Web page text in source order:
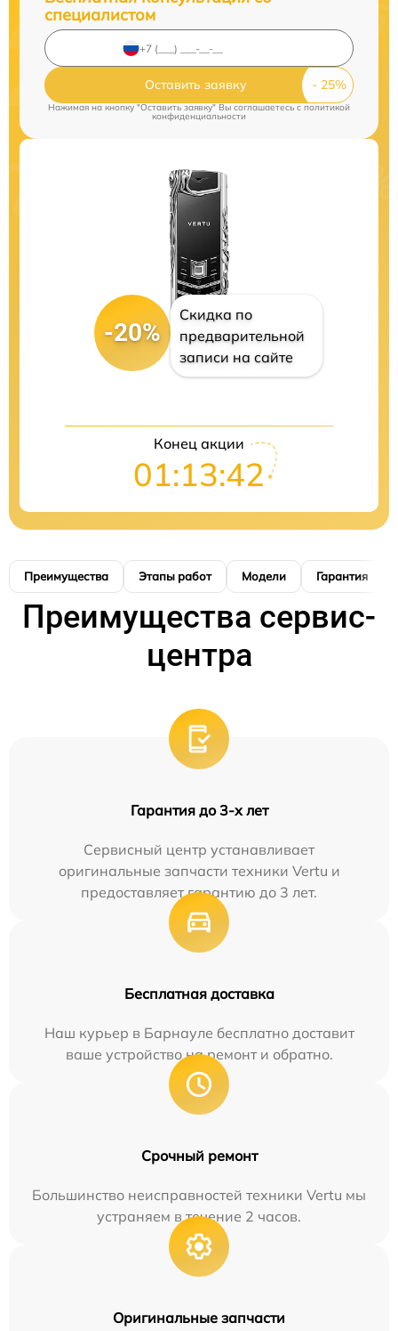
специалистом
Оставить заявку
Нажимая на кнопку "Оставить заявку" Вы соглашаетесь cполитикой
конфиденциальности
-20%
Скидка по
предварительной
записи на сайте
Конец акции
01:13:41
Преимущества Этапы работ Модели Гарантия
Преимущества сервис-
центра
Гарантия до 3-х лет
Сервисный центр устанавливает
оригинальные запчасти техники Vertu и
предоставляет гарантию до 3 лет.
Бесплатная доставка
Наш курьер в Барнауле бесплатно доставит
ваше устройство на ремонт и обратно.
Срочный ремонт
Большинство неисправностей техники Vertu мы
устраняем в течение 2 часов.
Оригинальные запчасти